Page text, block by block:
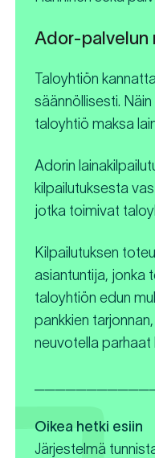
Ador-palvelun
Taloyhtiön
säännöllisesti.
taloyhtiö maksa
Adorin
kilpailutuksesta
jotka toimivat
Kilpailutuksen
asiantuntija, jonka
taloyhtiön edun
pankkien
neuvotella parhaat
Oikea hetki esiin
Järjestelmä